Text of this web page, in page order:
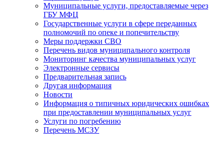
Муниципальные услуги, предоставляемые через
ГБУ МФЦ
Государственные услуги в сфере переданных
полномочий по опеке и попечительству
Меры поддержки СВО
Перечень видов муниципального контроля
Мониторинг качества муниципальных услуг
Электронные сервисы
Предварительная запись
Другая информация
Новости
Информация о типичных юридических ошибках
при предоставлении муниципальных услуг
Услуги по погребению
Перечень МСЗУ